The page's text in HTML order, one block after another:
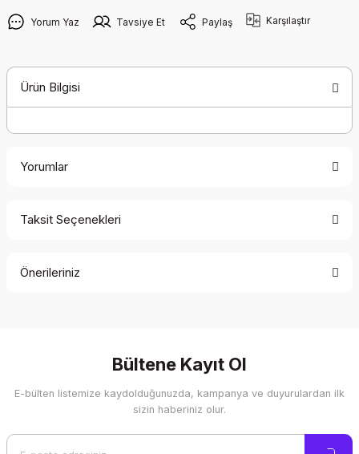
Yorum Yaz Tavsiye Et Paylaş Karşılaştır
Ürün Bilgisi
Yorumlar
Taksit Seçenekleri
Önerileriniz
Görüş ve önerileriniz için teşekkür ederiz.
Ürün resmi kalitesiz, bozuk veya görüntülenemiyor.
Bültene Kayıt Ol
E-bülten listemize kaydolduğunuzda, kampanya ve duyurulardan ilk
sizin haberiniz olur.